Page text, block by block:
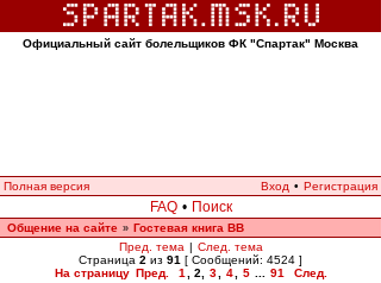
Официальный сайт болельщиков ФК "Спартак" Москва
Полная версия Вход • Регистрация
FAQ • Поиск
Общение на сайте » Гостевая книга ВВ
Пред. тема | След. тема
Страница 2 из 91 [ Сообщений: 4524 ]
На страницу Пред. 1 2 3 4 5 91
След.